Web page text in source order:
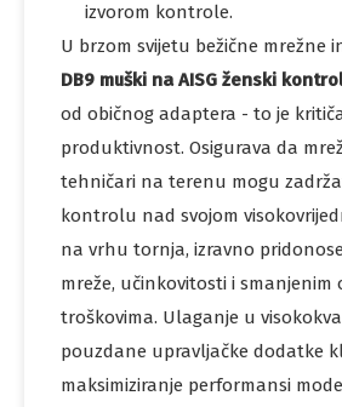
izvorom kontrole.
U brzom svijetu bežične mrežne
DB9 muški na AISG ženski
od običnog adaptera - to je
produktivnost. Osigurava da
tehničari na terenu mogu
kontrolu nad svojom
na vrhu tornja, izravno
mreže, učinkovitosti i smanjenim
troškovima. Ulaganje u
pouzdane upravljačke dodatke
maksimiziranje performansi